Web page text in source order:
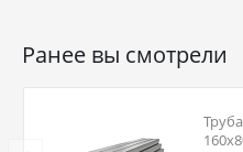
Ранее вы смотрели